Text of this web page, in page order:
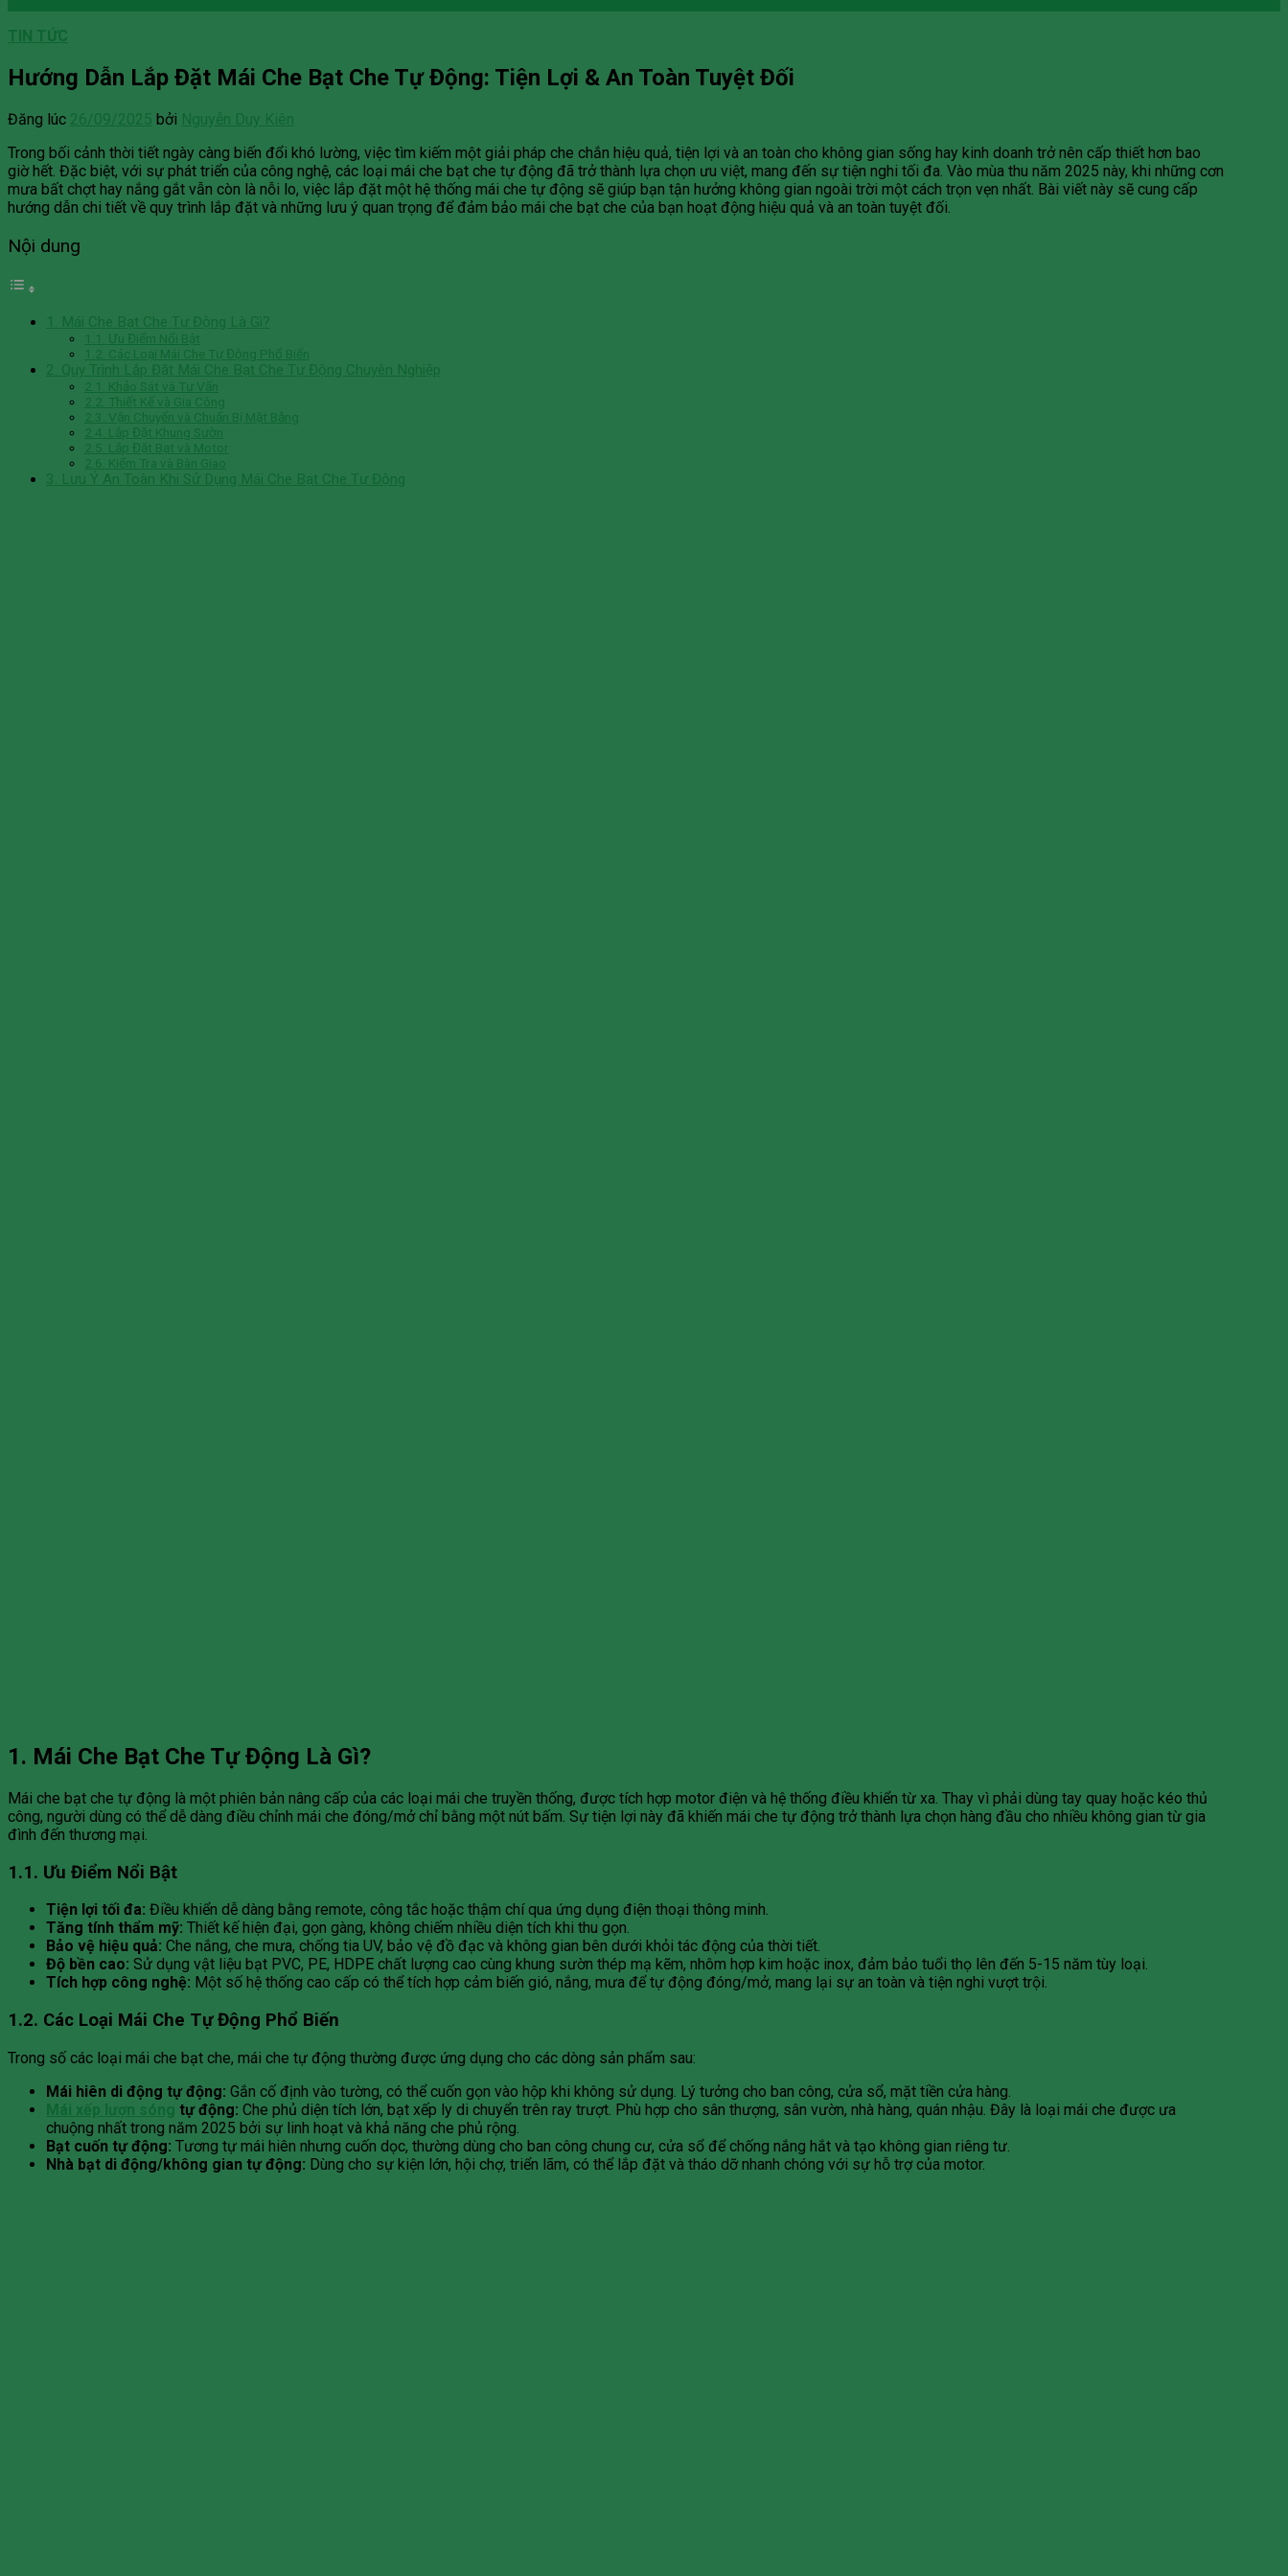
TIN TỨC
Hướng Dẫn Lắp Đặt Mái Che Bạt Che Tự Động: Tiện Lợi & An Toàn Tuyệt Đối
Đăng lúc 26/09/2025 bởi Nguyễn Duy Kiên
Trong bối cảnh thời tiết ngày càng biến đổi khó lường, việc tìm kiếm một giải pháp che chắn hiệu quả, tiện lợi và an toàn cho không gian sống hay kinh doanh trở nên cấp thiết hơn bao
giờ hết. Đặc biệt, với sự phát triển của công nghệ, các loại mái che bạt che tự động đã trở thành lựa chọn ưu việt, mang đến sự tiện nghi tối đa. Vào mùa thu năm 2025 này, khi những cơn
mưa bất chợt hay nắng gắt vẫn còn là nỗi lo, việc lắp đặt một hệ thống mái che tự động sẽ giúp bạn tận hưởng không gian ngoài trời một cách trọn vẹn nhất. Bài viết này sẽ cung cấp
hướng dẫn chi tiết về quy trình lắp đặt và những lưu ý quan trọng để đảm bảo mái che bạt che của bạn hoạt động hiệu quả và an toàn tuyệt đối.
Nội dung
1. Mái Che Bạt Che Tự Động Là Gì?
1.1. Ưu Điểm Nổi Bật
1.2. Các Loại Mái Che Tự Động Phổ Biến
2. Quy Trình Lắp Đặt Mái Che Bạt Che Tự Động Chuyên Nghiệp
2.1. Khảo Sát và Tư Vấn
2.2. Thiết Kế và Gia Công
2.3. Vận Chuyển và Chuẩn Bị Mặt Bằng
2.4. Lắp Đặt Khung Sườn
2.5. Lắp Đặt Bạt và Motor
2.6. Kiểm Tra và Bàn Giao
3. Lưu Ý An Toàn Khi Sử Dụng Mái Che Bạt Che Tự Động
1. Mái Che Bạt Che Tự Động Là Gì?
Mái che bạt che tự động là một phiên bản nâng cấp của các loại mái che truyền thống, được tích hợp motor điện và hệ thống điều khiển từ xa. Thay vì phải dùng tay quay hoặc kéo thủ
công, người dùng có thể dễ dàng điều chỉnh mái che đóng/mở chỉ bằng một nút bấm. Sự tiện lợi này đã khiến mái che tự động trở thành lựa chọn hàng đầu cho nhiều không gian từ gia
đình đến thương mại.
1.1. Ưu Điểm Nổi Bật
Tiện lợi tối đa: Điều khiển dễ dàng bằng remote, công tắc hoặc thậm chí qua ứng dụng điện thoại thông minh.
Tăng tính thẩm mỹ: Thiết kế hiện đại, gọn gàng, không chiếm nhiều diện tích khi thu gọn.
Bảo vệ hiệu quả: Che nắng, che mưa, chống tia UV, bảo vệ đồ đạc và không gian bên dưới khỏi tác động của thời tiết.
Độ bền cao: Sử dụng vật liệu bạt PVC, PE, HDPE chất lượng cao cùng khung sườn thép mạ kẽm, nhôm hợp kim hoặc inox, đảm bảo tuổi thọ lên đến 5-15 năm tùy loại.
Tích hợp công nghệ: Một số hệ thống cao cấp có thể tích hợp cảm biến gió, nắng, mưa để tự động đóng/mở, mang lại sự an toàn và tiện nghi vượt trội.
1.2. Các Loại Mái Che Tự Động Phổ Biến
Trong số các loại mái che bạt che, mái che tự động thường được ứng dụng cho các dòng sản phẩm sau:
Mái hiên di động tự động: Gắn cố định vào tường, có thể cuốn gọn vào hộp khi không sử dụng. Lý tưởng cho ban công, cửa sổ, mặt tiền cửa hàng.
Mái xếp lượn sóng tự động: Che phủ diện tích lớn, bạt xếp ly di chuyển trên ray trượt. Phù hợp cho sân thượng, sân vườn, nhà hàng, quán nhậu. Đây là loại mái che được ưa
chuộng nhất trong năm 2025 bởi sự linh hoạt và khả năng che phủ rộng.
Bạt cuốn tự động: Tương tự mái hiên nhưng cuốn dọc, thường dùng cho ban công chung cư, cửa sổ để chống nắng hắt và tạo không gian riêng tư.
Nhà bạt di động/không gian tự động: Dùng cho sự kiện lớn, hội chợ, triển lãm, có thể lắp đặt và tháo dỡ nhanh chóng với sự hỗ trợ của motor.